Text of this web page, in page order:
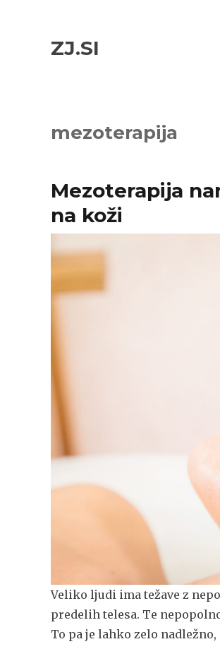
navigationZJ.SI
mezoterapija
Mezoterapija
na koži
Veliko ljudi ima težave z
predelih telesa. Te
To pa je lahko zelo